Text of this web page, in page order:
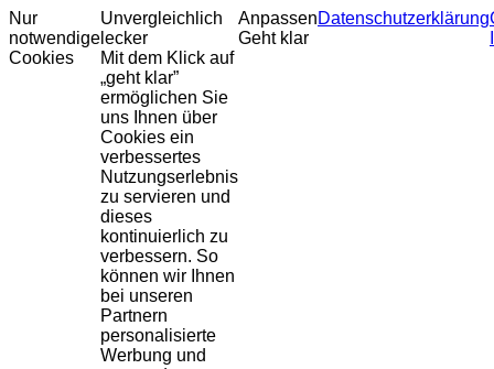
Nur
notwendige
Cookies
Unvergleichlich
lecker
Mit dem Klick auf
„geht klar”
ermöglichen Sie
uns Ihnen über
Cookies ein
verbessertes
Nutzungserlebnis
zu servieren und
dieses
kontinuierlich zu
verbessern. So
können wir Ihnen
bei unseren
Partnern
personalisierte
Werbung und
Anpassen
Geht klar
Datenschutzerklärung